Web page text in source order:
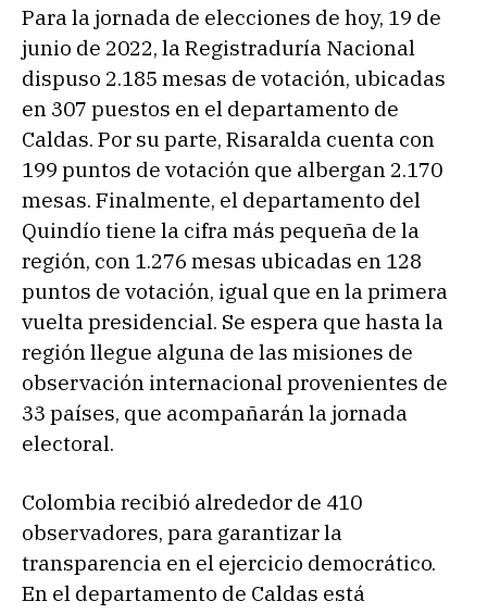
Para la jornada de elecciones de hoy, 19 de
junio de 2022, la Registraduría Nacional
dispuso 2.185 mesas de votación, ubicadas
en 307 puestos en el departamento de
Caldas. Por su parte, Risaralda cuenta con
199 puntos de votación que albergan 2.170
mesas. Finalmente, el departamento del
Quindío tiene la cifra más pequeña de la
región, con 1.276 mesas ubicadas en 128
puntos de votación, igual que en la primera
vuelta presidencial. Se espera que hasta la
región llegue alguna de las misiones de
observación internacional provenientes de
33 países, que acompañarán la jornada
electoral.
Colombia recibió alrededor de 410
observadores, para garantizar la
transparencia en el ejercicio democrático.
En el departamento de Caldas está